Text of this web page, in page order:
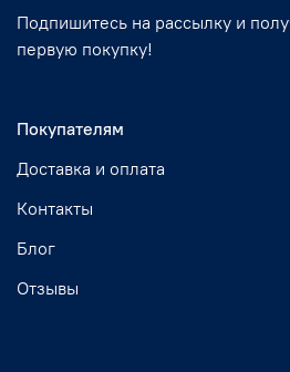
Покупателям
Доставка и оплата
Контакты
Блог
Отзывы
Подпишитесь на рассылку и
первую покупку!